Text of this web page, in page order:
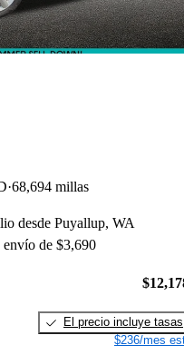
68,694 millas
desde Puyallup, WA
de $3,690
El precio incluye tasas
$236/mes